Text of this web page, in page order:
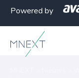
Powered by